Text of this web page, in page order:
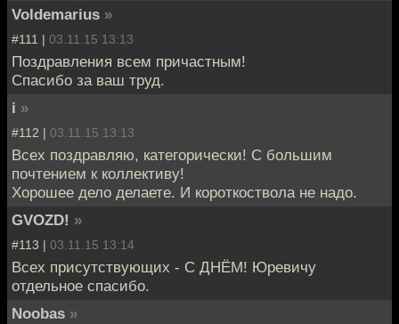
Voldemarius »
#111 | 03.11.15 13:13
Поздравления всем причастным!
Спасибо за ваш труд.
i »
#112 | 03.11.15 13:13
Всех поздравляю, категорически! С большим
почтением к коллективу!
Хорошее дело делаете. И короткоствола не надо.
GVOZD! »
#113 | 03.11.15 13:14
Всех присутствующих - С ДНЁМ! Юревичу
отдельное спасибо.
Noobas »